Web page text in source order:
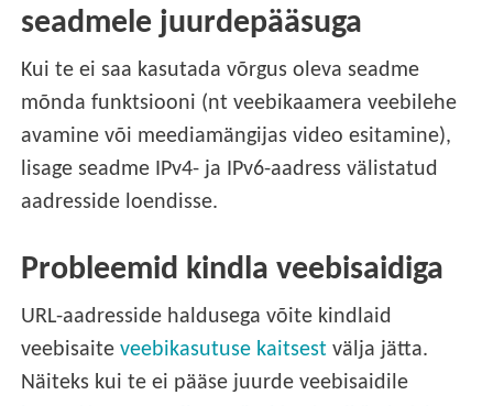
seadmele juurdepääsuga
Kui te ei saa kasutada võrgus oleva seadme
mõnda funktsiooni (nt veebikaamera veebilehe
avamine või meediamängijas video esitamine),
lisage seadme IPv4- ja IPv6-aadress välistatud
aadresside loendisse.
Probleemid kindla veebisaidiga
URL-aadresside haldusega võite kindlaid
veebisaiteveebikasutuse kaitsest välja jätta.
Näiteks kui te ei pääse juurde veebisaidile